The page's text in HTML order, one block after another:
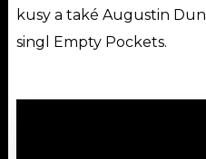
kusy a také Augustin
singl Empty Pockets.